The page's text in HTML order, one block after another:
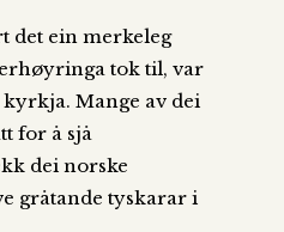
det ein merkeleg
tok til, var
kyrkja. Mange av dei
for å sjå
dei norske
gråtande tyskarar i